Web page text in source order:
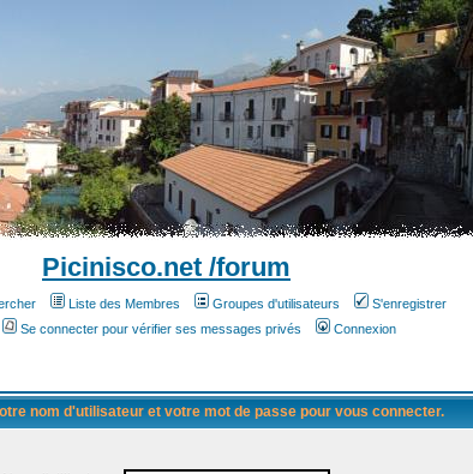
Picinisco.net /forum
Liste des Membres Groupes d'utilisateurs
S'enregistrer
Se connecter pour vérifier ses messages privés Connexion
nom d'utilisateur et votre mot de passe pour vous connecter.